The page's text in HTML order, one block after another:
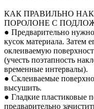
КАК ПРАВИЛЬНО
ПОРОЛОНЕ С
● Предварительно
кусок материала. Затем
оклеиваемую
(учесть поэтапность
временные интервалы).
● Склеиваемые
высушить.
● Гладкие пластиковые
предварительно